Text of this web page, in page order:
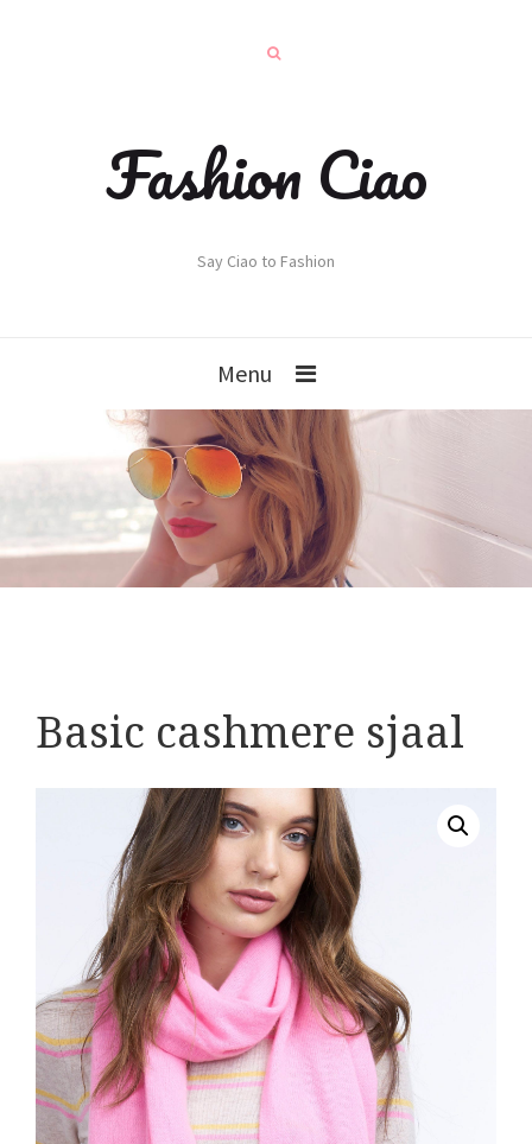
Fashion Ciao
Say Ciao to Fashion
Menu
Basic cashmere sjaal